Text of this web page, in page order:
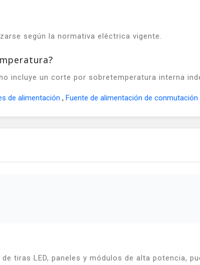
según la normativa eléctrica vigente.
incluye un corte por sobretemperatura interna
de alimentación , Fuente de alimentación de conmutación
tiras LED, paneles y módulos de alta potencia,